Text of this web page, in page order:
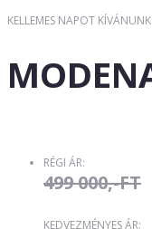
KELLEMES NAPOT KÍVÁNUNK!
RÉGI ÁR:
499 000,-FT
KEDVEZMÉNYES ÁR: